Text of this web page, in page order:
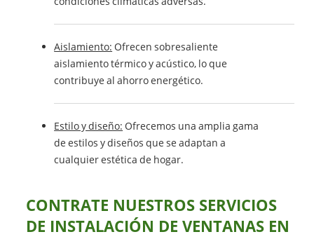
Aislamiento: Ofrecen sobresaliente
aislamiento térmico y acústico, lo que
contribuye al ahorro energético.
Estilo y diseño: Ofrecemos una amplia gama
de estilos y diseños que se adaptan a
cualquier estética de hogar.
CONTRATE NUESTROS SERVICIOS
DE INSTALACIÓN DE VENTANAS EN